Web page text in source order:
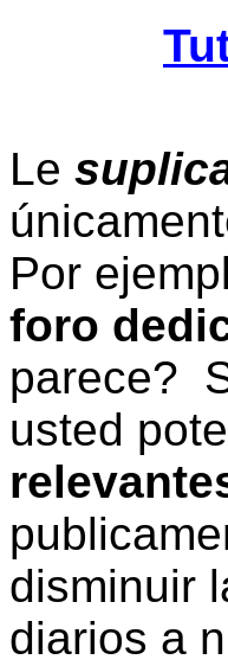
Le
Por
foro
parece?
usted
disminuir
diarios a